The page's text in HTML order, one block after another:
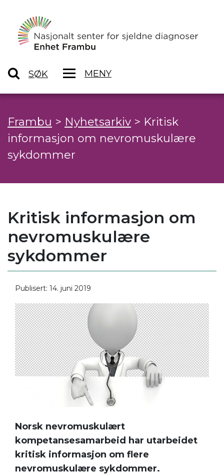
SØK MENY
Frambu > Nyhetsarkiv > Kritisk
informasjon om nevromuskulære
sykdommer
Kritisk informasjon om
nevromuskulære
sykdommer
Publisert: 14. juni 2019
Norsk nevromuskulært
kompetansesamarbeid har utarbeidet
kritisk informasjon om flere
nevromuskulære sykdommer.